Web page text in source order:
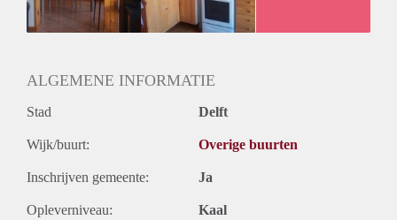
ALGEMENE INFORMATIE
Stad Delft
Wijk/buurt: Overige buurten
Inschrijven gemeente: Ja
Opleverniveau: Kaal